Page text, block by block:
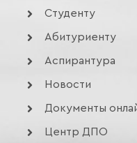
Студенту
Абитуриенту
Аспирантура
Новости
Документы
Центр ДПО